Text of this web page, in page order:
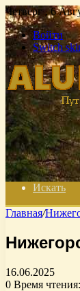
Четверг , 6
Войти
Switch
Искать
Главная/
16.06.2025
0 Время